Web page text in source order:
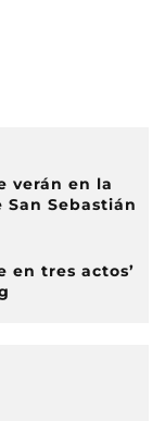
verán en la
Sebastián
en tres actos’